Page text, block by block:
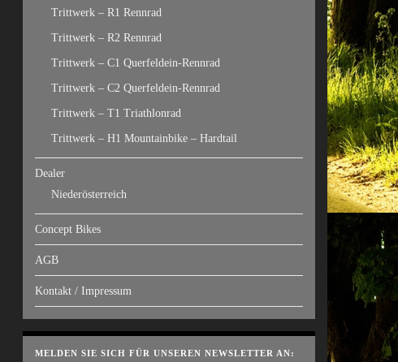
Trittwerk – R1 Rennrad
Trittwerk – R2 Rennrad
Trittwerk – C1 Querfeldein-Rennrad
Trittwerk – C2 Querfeldein-Rennrad
Trittwerk – T1 Triathlonrad
Trittwerk – H1 Mountainbike – Hardtail
Dealer
Niederösterreich
Concept Bikes
AGB
Kontakt / Impressum
MELDEN SIE SICH FÜR UNSEREN NEWSLETTER AN: